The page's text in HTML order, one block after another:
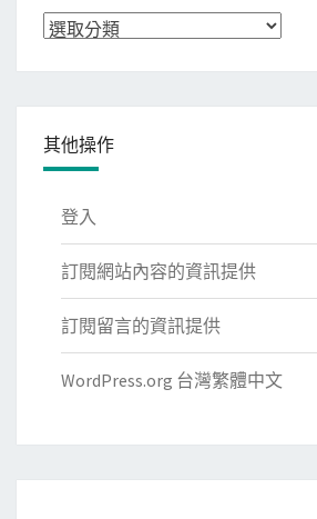
分
其他操作
登入
訂閱網站內容的資訊提供
訂閱留言的資訊提供
WordPress.org 台灣繁體中文